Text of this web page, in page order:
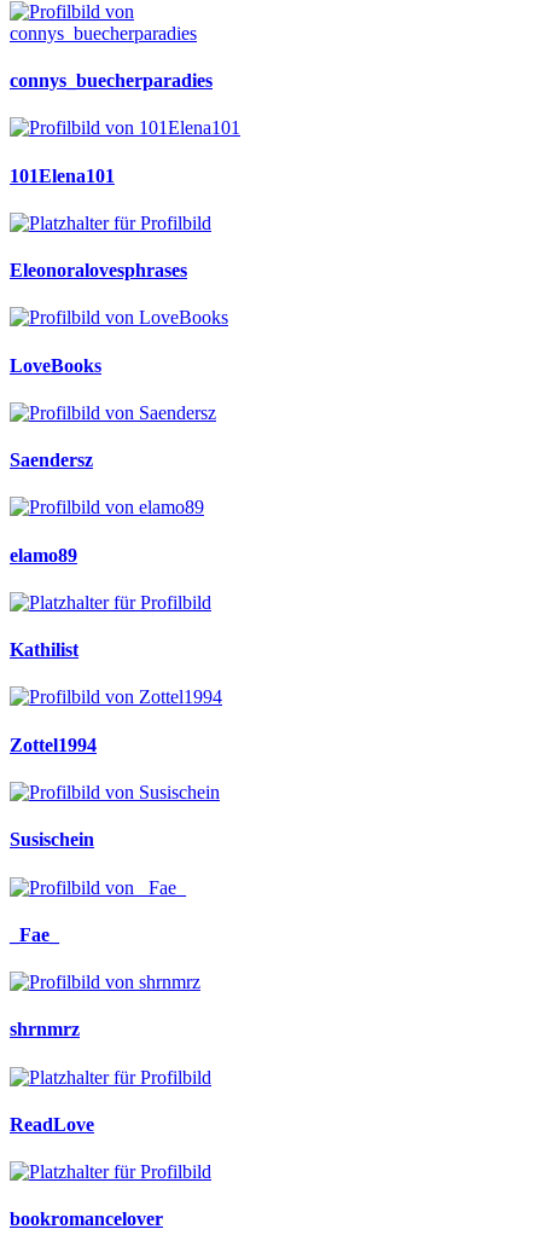
connys_buecherparadies
101Elena101
Eleonoralovesphrases
LoveBooks
Saendersz
elamo89
Kathilist
Zottel1994
Susischein
_Fae_
shrnmrz
ReadLove
bookromancelover